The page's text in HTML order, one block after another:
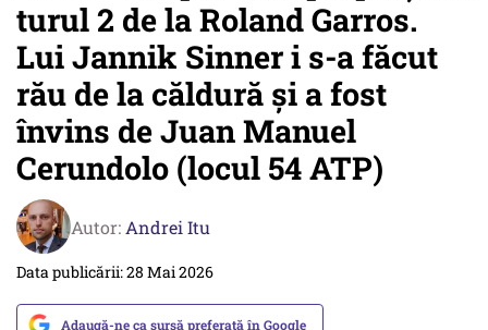
turul 2 de la Roland Garros.
Lui Jannik Sinner i s-a făcut
rău de la căldură şi a fost
învins de Juan Manuel
Cerundolo (locul 54 ATP)
Autor: Andrei Itu
Data publicării: 28 Mai 2026
Adaugă-ne ca sursă preferată în Google